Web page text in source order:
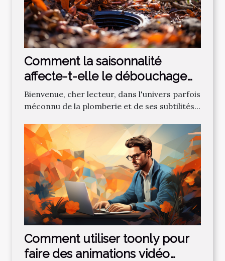
Comment la saisonnalité
affecte-t-elle le débouchage
des canalisations?
Bienvenue, cher lecteur, dans l'univers parfois
méconnu de la plomberie et de ses subtilités...
Comment utiliser toonly pour
faire des animations vidéo